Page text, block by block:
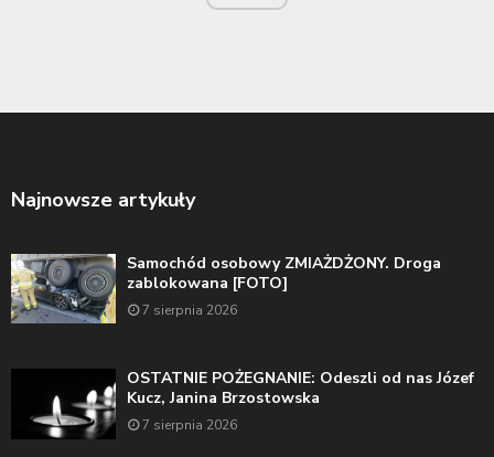
Najnowsze artykuły
Samochód osobowy ZMIAŻDŻONY. Droga
zablokowana [FOTO]
7 sierpnia 2026
OSTATNIE POŻEGNANIE: Odeszli od nas Józef
Kucz, Janina Brzostowska
7 sierpnia 2026